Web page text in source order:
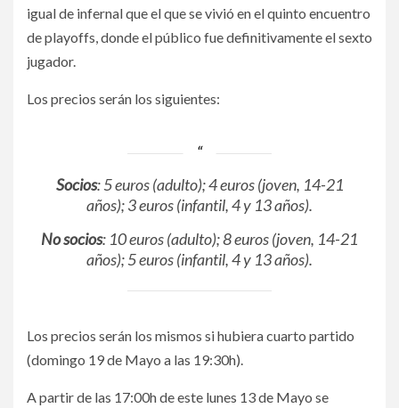
igual de infernal que el que se vivió en el quinto encuentro
de playoffs, donde el público fue definitivamente el sexto
jugador.
Los precios serán los siguientes:
Socios: 5 euros (adulto); 4 euros (joven, 14-21
años); 3 euros (infantil, 4 y 13 años).
No socios: 10 euros (adulto); 8 euros (joven, 14-21
años); 5 euros (infantil, 4 y 13 años).
Los precios serán los mismos si hubiera cuarto partido
(domingo 19 de Mayo a las 19:30h).
A partir de las 17:00h de este lunes 13 de Mayo se